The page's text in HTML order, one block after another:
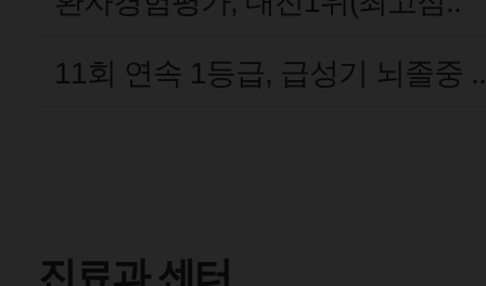
11회 연속 1등급, 급성기 뇌졸중 ..
진료과 센터